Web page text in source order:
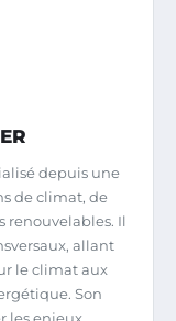
depuis une
de climat, de
renouvelables. Il
allant
le climat aux
Son